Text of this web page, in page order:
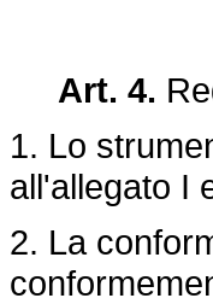
Art. 4.
1. Lo
all'allegato I
2. La